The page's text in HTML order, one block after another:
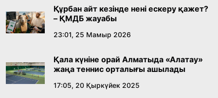
09:21, 21 Шілде 2026
Абайдың адам тәрбиесі туралы
18:59, 20 Шілде 2026
Жасанды интеллект: адамзаттың көмекшісі
Құрбан айт кезінде нені ескеру қажет?
– ҚМДБ жауабы
23:01, 25 Мамыр 2026
Қала күніне орай Алматыда «Алатау»
жаңа теннис орталығы ашылады
17:05, 20 Қыркүйек 2025